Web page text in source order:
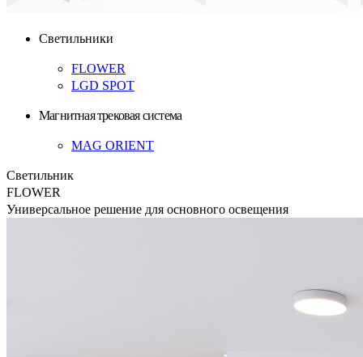
Светильники
FLOWER
LGD SPOT
Магнитная трековая система
MAG ORIENT
Светильник
FLOWER
Универсальное решение для основного освещения